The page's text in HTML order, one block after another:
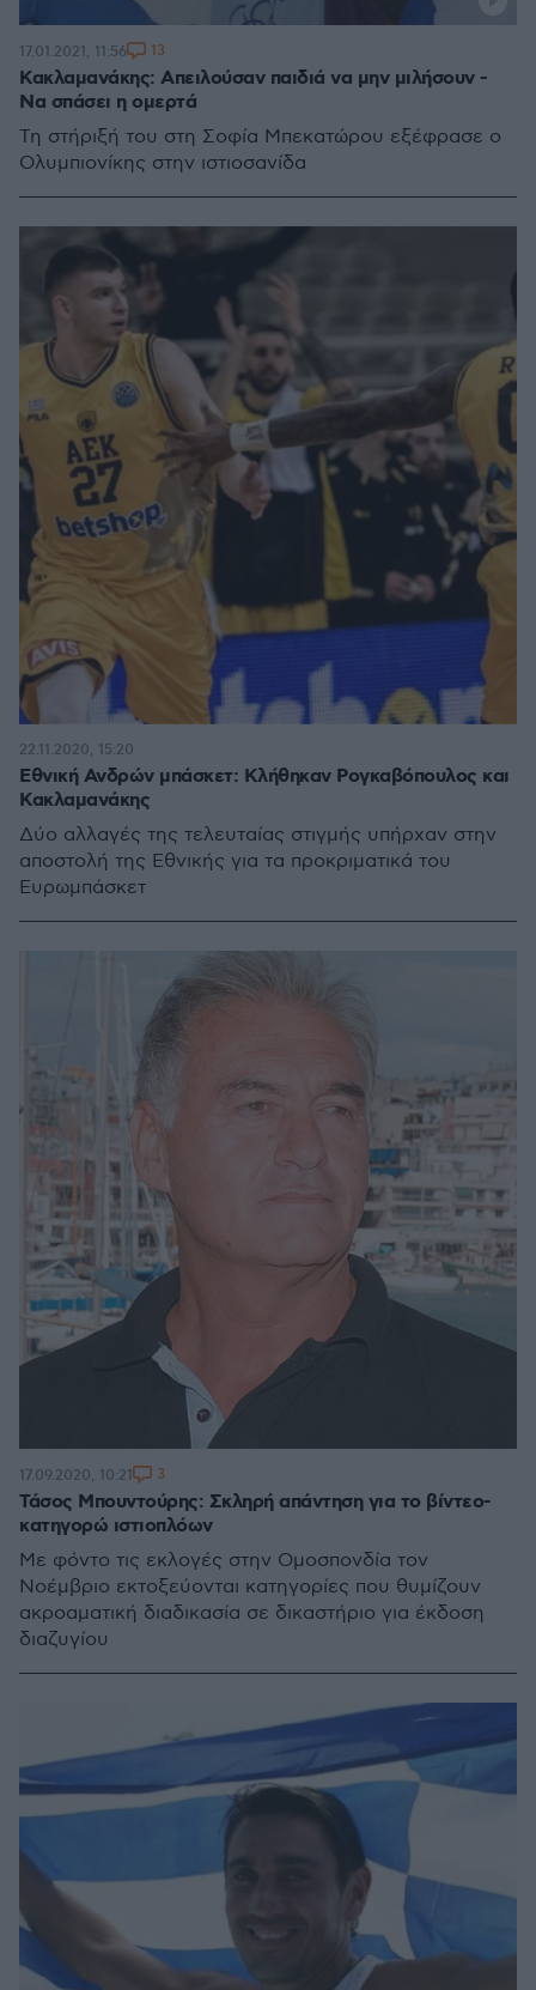
Κακλαμανάκης: Απειλούσαν παιδιά να μην μιλήσουν -
Να σπάσει η ομερτά
Τη στήριξή του στη Σοφία Μπεκατώρου εξέφρασε ο
Ολυμπιονίκης στην ιστιοσανίδα
17.01.2021, 11:56 13
Εθνική Ανδρών μπάσκετ: Κλήθηκαν Ρογκαβόπουλος και
Κακλαμανάκης
Δύο αλλαγές της τελευταίας στιγμής υπήρχαν στην
αποστολή της Εθνικής για τα προκριματικά του
Ευρωμπάσκετ
22.11.2020, 15:20
Τάσος Μπουντούρης: Σκληρή απάντηση για το βίντεο-
κατηγορώ ιστιοπλόων
Με φόντο τις εκλογές στην Ομοσπονδία τον
Νοέμβριο εκτοξεύονται κατηγορίες που θυμίζουν
ακροαματική διαδικασία σε δικαστήριο για έκδοση
διαζυγίου
17.09.2020, 10:21 3